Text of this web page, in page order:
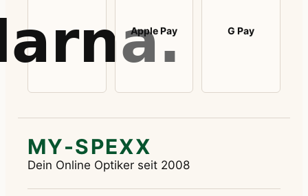
Apple Pay G Pay
MY-SPEXX
Dein Online Optiker seit 2008